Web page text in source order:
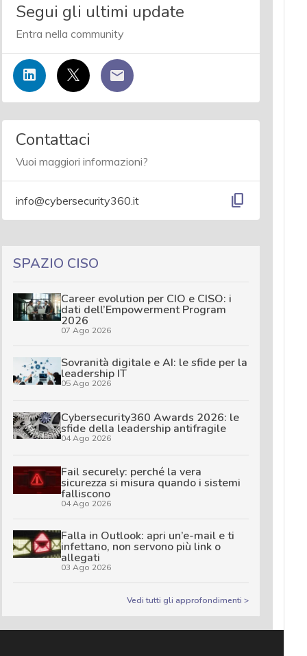
Segui gli ultimi update
Entra nella community
Contattaci
Vuoi maggiori informazioni?
info@cybersecurity360.it content_copy
SPAZIO CISO
Career evolution per CIO e CISO: i
dati dell’Empowerment Program
2026
07 Ago 2026
Sovranità digitale e AI: le sfide per la
leadership IT
05 Ago 2026
Cybersecurity360 Awards 2026: le
sfide della leadership antifragile
04 Ago 2026
Fail securely: perché la vera
sicurezza si misura quando i sistemi
falliscono
04 Ago 2026
Falla in Outlook: apri un’e-mail e ti
infettano, non servono più link o
allegati
03 Ago 2026
Vedi tutti gli approfondimenti >